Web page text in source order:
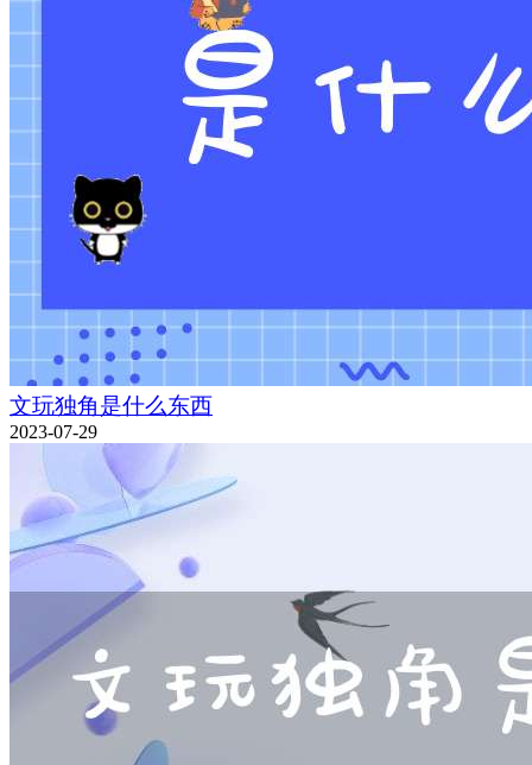
文玩独角是什么东西
2023-07-29